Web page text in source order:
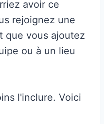
avoir ce
rejoignez une
que vous ajoutez
ou à un lieu
l'inclure. Voici